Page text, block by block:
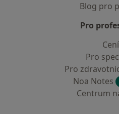
Blog pro
Pro
Pro
Pro
Noa Notes
Centrum